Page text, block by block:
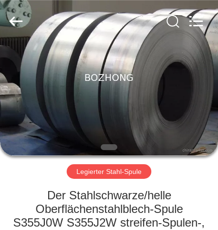
HAUS
PRODUKTE
ÜBER
UNS
FABRIK-
QUALITÄTSKONTROLLE
Metal
Group
Co.,
Ltd..
Reserved.
Legierter Stahl-Spule
Der Stahlschwarze/helle
Oberflächenstahlblech-Spule
S355J0W S355J2W streifen-Spulen-,